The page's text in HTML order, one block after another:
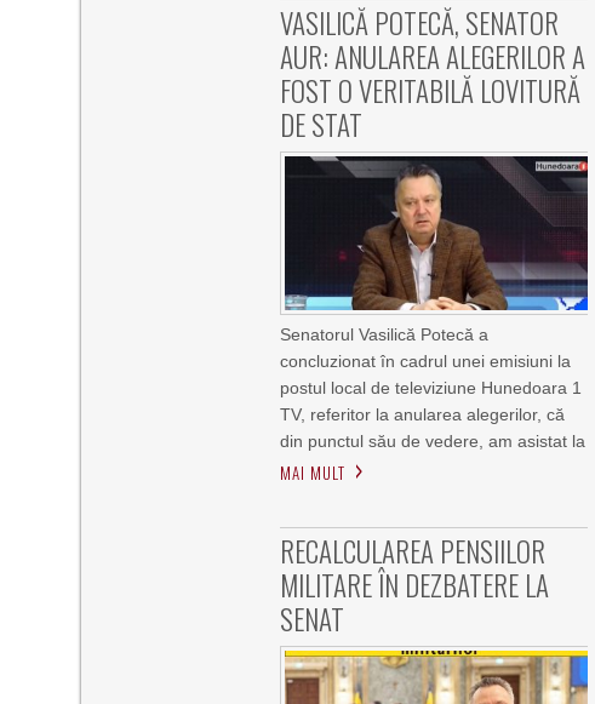
VASILICĂ POTECĂ, SENATOR
AUR: ANULAREA ALEGERILOR A
FOST O VERITABILĂ LOVITURĂ
DE STAT
Senatorul Vasilică Potecă a
concluzionat în cadrul unei emisiuni la
postul local de televiziune Hunedoara 1
TV, referitor la anularea alegerilor, că
din punctul său de vedere, am asistat la
MAI MULT
RECALCULAREA PENSIILOR
MILITARE ÎN DEZBATERE LA
SENAT